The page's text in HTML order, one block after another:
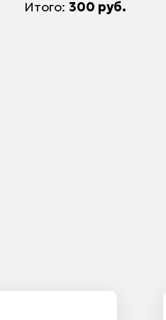
Итого: 300 руб.